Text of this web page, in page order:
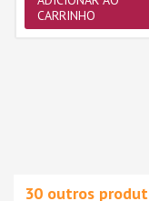
CARRINHO
30 outros